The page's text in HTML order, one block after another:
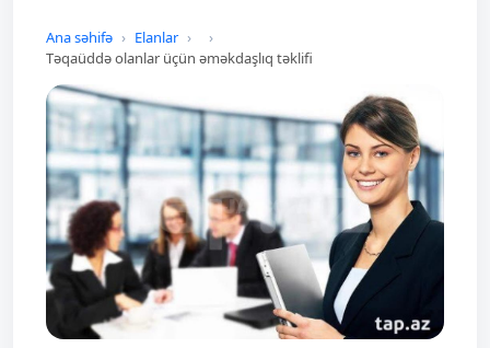
Ana səhifə
Elanlar
Təqaüddə olanlar üçün əməkdaşlıq təklifi